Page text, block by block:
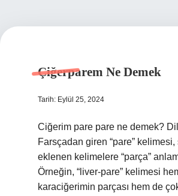
Çiğerparem Ne Demek
Tarih: Eylül 25, 2024
Ciğerim pare pare ne demek?
Farsçadan giren “pare” kelimesi,
eklenen kelimelere “parça”
Örneğin, “liver-pare” kelimesi
karaciğerimin parçası hem de